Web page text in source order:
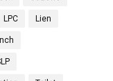
LPC Lien